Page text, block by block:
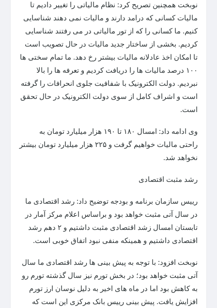
نوبخت همچنین تصریح کرد: نظام مالیاتی را تغییر دادیم تا
مالیات کسانی که درامد دارند و مالیات نمی دهند شناسایی
کنیم. ما کسانی را که از تور مالیاتی در می رفتند شناسایی
کردیم. بخشی از ساختار جدید مالیات در حال تصویب است
تا امکان اخذ عادلانه مالیات بیشتر رخ دهد. ما تمام سختی ها
۱۰۰ درصد مالیات ها را دریافت کردیم و تعرفه ها را بالا
نبردیم. دولت الکترونیک با شفافیت جلوی انحرافات را گرفته
است و اشراف کامل از سوی دولت الکترونیک در حال تحقق
است.
وی ادامه داد: امسال ۱۸۰ تا ۱۹۰ هزار میلیارد تومان به
راحتی مالیات خواهیم گرفت و ۲۲۵ هزار میلیارد تومان بیشتر
نخواهد شد.
رشد مثبت اقتصادی
رییس سازمان برنامه و بودجه توضیح داد: رشد اقتصادی ما
در سال آتی مثبت خواهد بود و براساس اعلام مرکز آمار در
تابستان امسال زشد اقتصادی مثبت داشتیم و ۲ دهم رشد
اقتصادی داشتیم و همینکه منفی نبود اتفاق خوبی است.
نوبخت افزود: با توجه به پیش بینی ها رشد اقتصادی ما سال
آتی مثبت خواهد بود؛ در بخش تورم نیز سال گذشته تورم رو
به کاهش بود اما در ماه های اخیر به دلیل نوسان ارز تورم
افزایش یافت. پیش بینی رییس بانک مرکزی این است که